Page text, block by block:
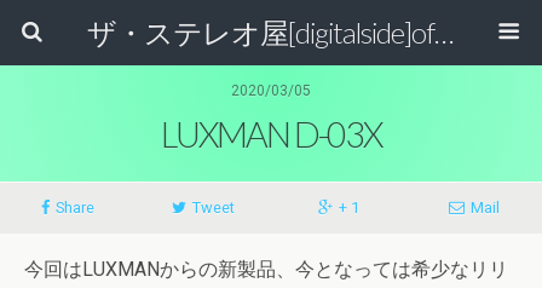
ザ・ステレオ屋[digitalside]official blog.
2020/03/05
LUXMAN D-03X
Share Tweet + 1 Mail
今回はLUXMANからの新製品、今となっては希少なリリ